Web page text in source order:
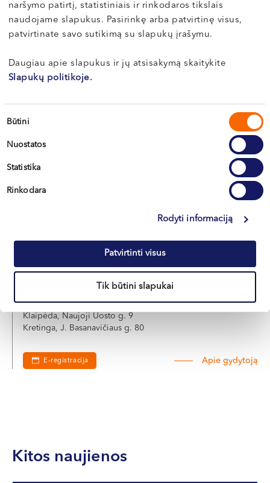
naršymo patirtį, statistiniais ir rinkodaros tikslais
naudojame slapukus. Pasirinkę arba patvirtinę visus,
patvirtinate savo sutikimą su slapukų įrašymu.
Daugiau apie slapukus ir jų atsisakymą skaitykite
Slapukų politikoje.
Sutikimo
Būtini
Nuostatos
Statistika
Rinkodara
Rodyti informaciją
Patvirtinti visus
Tik būtini slapukai
E-registracija Apie gydytoją
Kamilė
Klaipėda, Naujoji Uosto g. 9
Apie gydytoją
Monika
MARTINKIENĖ
Klaipėda, Naujoji Uosto g. 9
Kretinga, J. Basanavičiaus g. 80
E-registracija Apie gydytoją
Kitos naujienos